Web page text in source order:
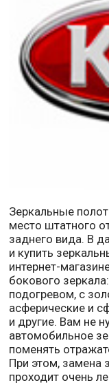
Зеркальные
место штатного
заднего вида. В
и купить
интернет-
бокового
подогревом, с
асферические и
и другие. Вам не
автомобильное
поменять
При этом, замена
проходит очень